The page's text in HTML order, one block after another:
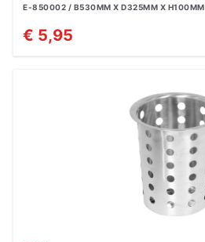
E-850002 / B530MM X D325MM X H100MM
€ 5,95